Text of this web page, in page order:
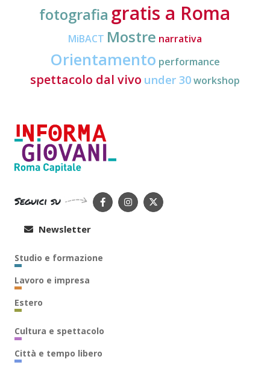
fotografia gratis a Roma
MiBACT Mostre narrativa
Orientamento performance
spettacolo dal vivo under 30workshop
Seguici su
Newsletter
Studio e formazione
Lavoro e impresa
Estero
Cultura e spettacolo
Città e tempo libero